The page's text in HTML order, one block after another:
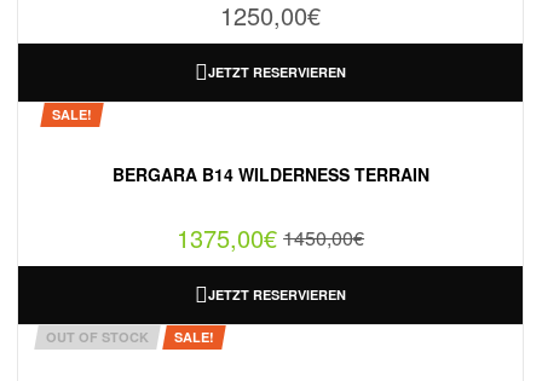
1250,00€
JETZT RESERVIEREN
SALE!
BERGARA B14 WILDERNESS TERRAIN
1450,00€
1375,00€
JETZT RESERVIEREN
OUT OF STOCK SALE!